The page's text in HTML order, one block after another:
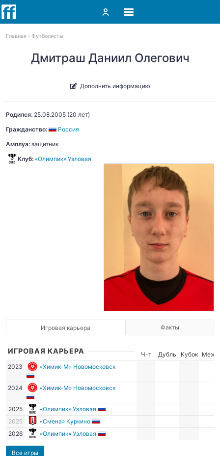
Главная Футболисты
Дмитраш Даниил Олегович
Дополнить информацию
Родился: 25.08.2005 (20 лет)
Гражданство:
Россия
Амплуа: защитник
Клуб: «Олимпик» Узловая
Игровая карьера Факты
ИГРОВАЯ КАРЬЕРА Ч-т Дубль Кубок
Межд.
2023
«Химик-М» Новомосковск
2024 «Химик-М» Новомосковск
2025
«Олимпик» Узловая
2025
«Смена» Куркино
2026
«Олимпик» Узловая
Все игры